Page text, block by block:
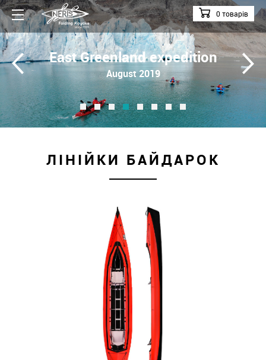
0 товарів
East Greenland expedition
August 2019
ЛІНІЙКИ БАЙДАРОК